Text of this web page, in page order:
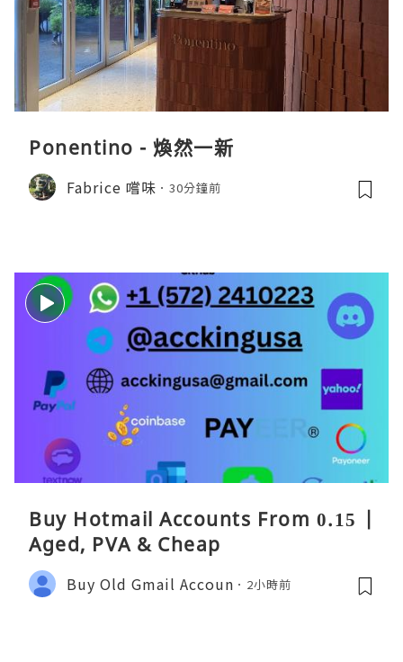
Ponentino - 煥然一新
Fabrice 嚐味 30分鐘前
Buy Hotmail Accounts From 0.15 |
Aged, PVA & Cheap
Buy Old Gmail Accoun 2小時前